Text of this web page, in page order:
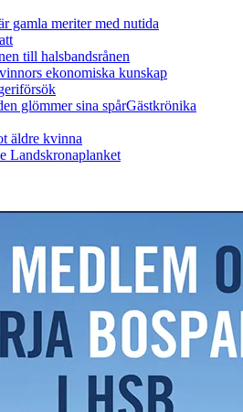
gamla meriter med nutida
till halsbandsrånen
ekonomiska kunskap
glömmer sina spårGästkrönika
äldre kvinna
Landskronaplanket